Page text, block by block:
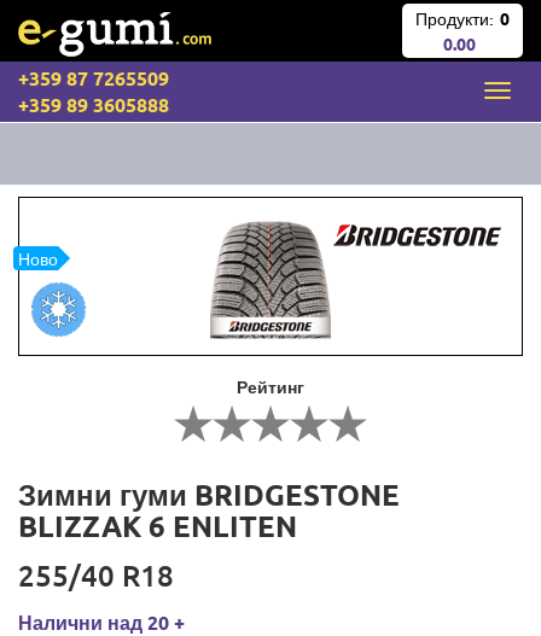
Продукти: 0
0.00
+359 87 7265509
+359 89 3605888
Ново
Рейтинг
Зимни гуми BRIDGESTONE
BLIZZAK 6 ENLITEN
255/40 R18
Налични над 20 +